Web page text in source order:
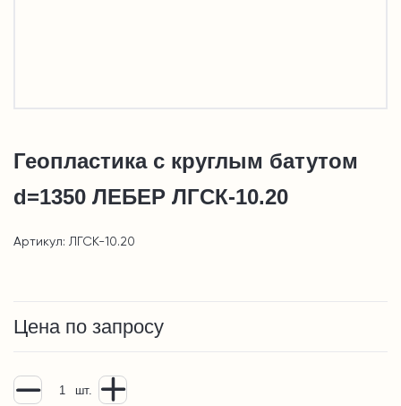
Геопластика с круглым батутом
d=1350 ЛЕБЕР ЛГСК-10.20
Артикул: ЛГСК-10.20
Цена по запросу
шт.